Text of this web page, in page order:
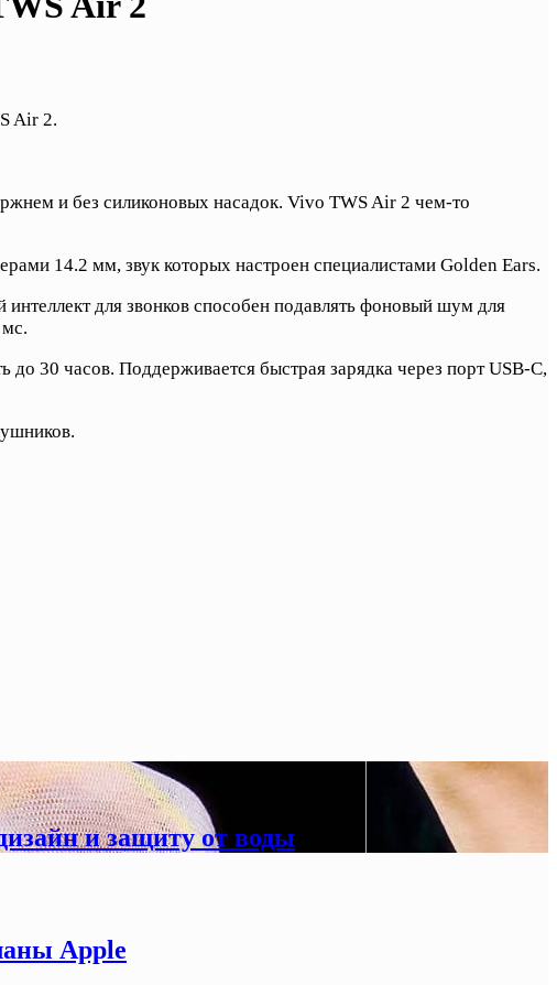
Air 2.
и без силиконовых насадок. Vivo TWS Air 2 чем-то
14.2 мм, звук которых настроен специалистами Golden Ears.
для звонков способен подавлять фоновый шум для
до 30 часов. Поддерживается быстрая зарядка через порт USB-C,
и защиту от воды
Apple